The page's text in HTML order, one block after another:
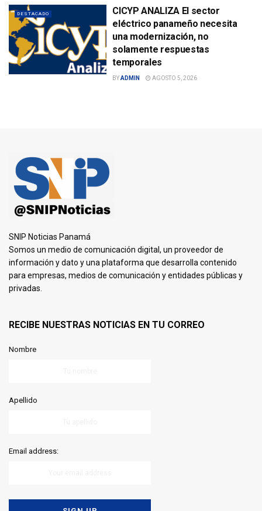
DESTACADO
CICYP ANALIZA El sector
eléctrico panameño necesita
una modernización, no
solamente respuestas
temporales
BYADMIN AGOSTO 5, 2026
SNIP Noticias Panamá
Somos un medio de comunicación digital, un proveedor de
información y dato y una plataforma que desarrolla contenido
para empresas, medios de comunicación y entidades públicas y
privadas.
RECIBE NUESTRAS NOTICIAS EN TU CORREO
Nombre
Apellido
Email address: